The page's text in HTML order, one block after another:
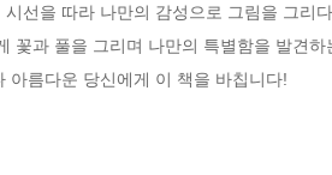
시선을 따라 나만의 감성으로 그림을 그리
꽃과 풀을 그리며 나만의 특별함을 발견
아름다운 당신에게 이 책을 바칩니다!